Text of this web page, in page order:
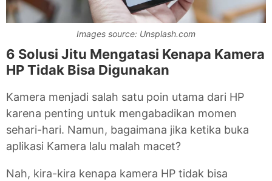
Images source: Unsplash.com
6 Solusi Jitu Mengatasi Kenapa Kamera
HP Tidak Bisa Digunakan
Kamera menjadi salah satu poin utama dari HP
karena penting untuk mengabadikan momen
sehari-hari. Namun, bagaimana jika ketika buka
aplikasi Kamera lalu malah macet?
Nah, kira-kira kenapa kamera HP tidak bisa